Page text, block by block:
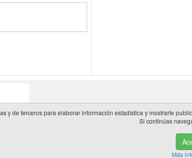
y de terceros para elaborar información estadística y mostrarte
Si continúas
Más
Aviso legal